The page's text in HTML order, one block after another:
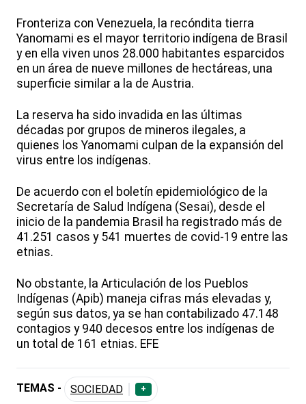
Fronteriza con Venezuela, la recóndita tierra
Yanomami es el mayor territorio indígena de Brasil
y en ella viven unos 28.000 habitantes esparcidos
en un área de nueve millones de hectáreas, una
superficie similar a la de Austria.
La reserva ha sido invadida en las últimas
décadas por grupos de mineros ilegales, a
quienes los Yanomami culpan de la expansión del
virus entre los indígenas.
De acuerdo con el boletín epidemiológico de la
Secretaría de Salud Indígena (Sesai), desde el
inicio de la pandemia Brasil ha registrado más de
41.251 casos y 541 muertes de covid-19 entre las
etnias.
No obstante, la Articulación de los Pueblos
Indígenas (Apib) maneja cifras más elevadas y,
según sus datos, ya se han contabilizado 47.148
contagios y 940 decesos entre los indígenas de
un total de 161 etnias. EFE
TEMAS - SOCIEDAD +